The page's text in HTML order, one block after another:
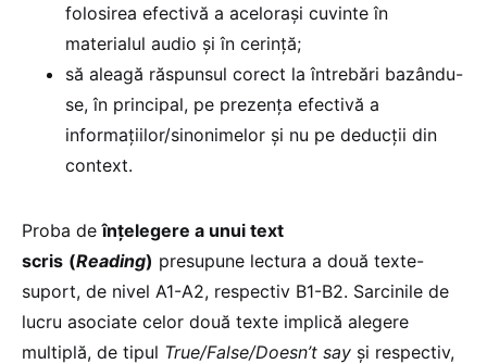
folosirea efectivă a acelorași cuvinte în
materialul audio și în cerință;
să aleagă răspunsul corect la întrebări bazându-
se, în principal, pe prezența efectivă a
informațiilor/sinonimelor și nu pe deducții din
context.
Proba deînțelegere a unui text
scris (Reading) presupune lectura a două texte-
suport, de nivel A1-A2, respectiv B1-B2. Sarcinile de
lucru asociate celor două texte implică alegere
multiplă, de tipul True/False/Doesn’t say și respectiv,